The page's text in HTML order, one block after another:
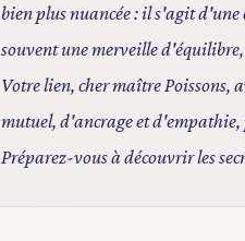
bien plus nuancée : il s'agit
souvent une merveille
Votre lien, cher maître Poissons,
mutuel, d'ancrage et
Préparez-vous à découvrir les